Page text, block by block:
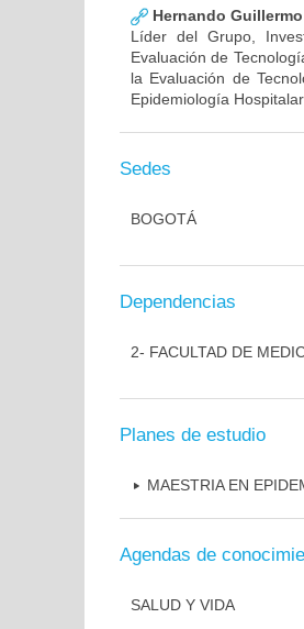
Hernando
Líder del Grupo,
Evaluación de
la Evaluación de
Epidemiología
Sedes
BOGOTÁ
Dependencias
2- FACULTAD DE
Planes de estudio
MAESTRIA EN
Agendas de
SALUD Y VIDA